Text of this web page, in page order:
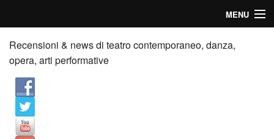
MENU
Home
Recensioni
Anticipazioni
News
Recensioni & news di teatro contemporaneo, danza,
opera, arti performative